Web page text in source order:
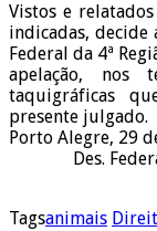
Vistos e
indicadas, decide
Federal da 4ª
apelação, nos
taquigráficas
presente julgado.
Porto Alegre, 29
Des.
Tagsanimais